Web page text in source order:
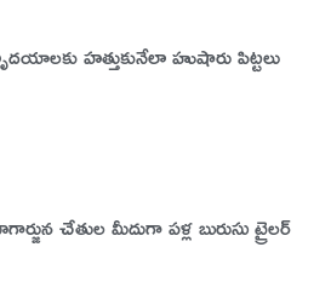
హత్తుకునేలా హుషారు పిట్టలు
చేతుల మీదుగా పళ్ల బురుసు ట్రైలర్‌